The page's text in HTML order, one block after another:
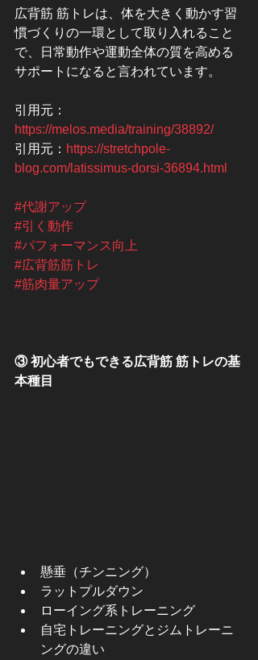
広背筋 筋トレは、体を大きく動かす習
慣づくりの一環として取り入れること
で、日常動作や運動全体の質を高める
サポートになると言われています。
引用元：
https://melos.media/training/38892/
引用元： https://stretchpole-
blog.com/latissimus-dorsi-36894.html
#代謝アップ
#引く動作
#パフォーマンス向上
#広背筋筋トレ
#筋肉量アップ
③ 初心者でもできる広背筋 筋トレの基
本種目
懸垂（チンニング）
ラットプルダウン
ローイング系トレーニング
自宅トレーニングとジムトレーニ
ングの違い